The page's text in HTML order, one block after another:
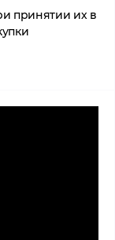
принятии их в